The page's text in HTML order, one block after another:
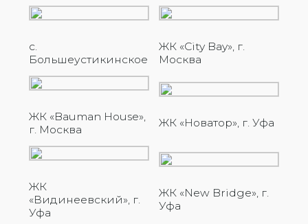
с.
Большеустикинское
ЖК «City Bay», г.
Москва
ЖК «Bauman House»,
г. Москва
ЖК «Новатор», г. Уфа
ЖК
«Видинеевский», г.
Уфа
ЖК «New Bridge», г.
Уфа